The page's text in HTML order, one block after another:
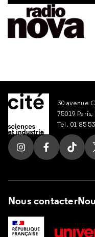
30 avenue
75019 Paris,
Tel. 01 85
Suivez nous sur
Suivez nous
Nous contacter